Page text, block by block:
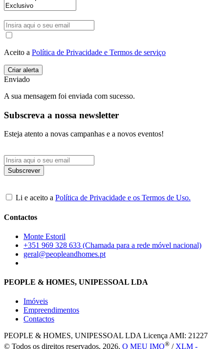
Aceito a Política de Privacidade e Termos de serviço
Enviado
A sua mensagem foi enviada com sucesso.
Subscreva a nossa newsletter
Esteja atento a novas campanhas e a novos eventos!
Li e aceito a Política de Privacidade e os Termos de Uso.
Contactos
Monte Estoril
+351 969 328 633 (Chamada para a rede móvel nacional)
geral@peopleandhomes.pt
PEOPLE & HOMES, UNIPESSOAL LDA
Imóveis
Empreendimentos
Contactos
PEOPLE & HOMES, UNIPESSOAL LDA Licença AMI: 21227
© Todos os direitos reservados, 2026. O MEU IMO® /XLM -